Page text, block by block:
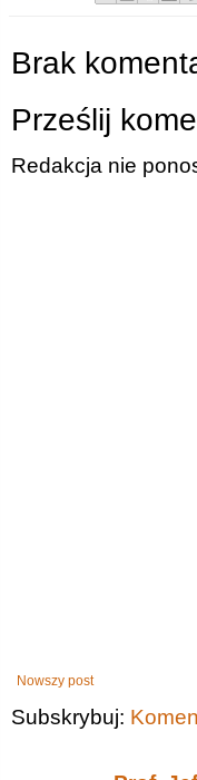
Brak
Prześlij
Redakcja nie
Nowszy post
Subskrybuj: